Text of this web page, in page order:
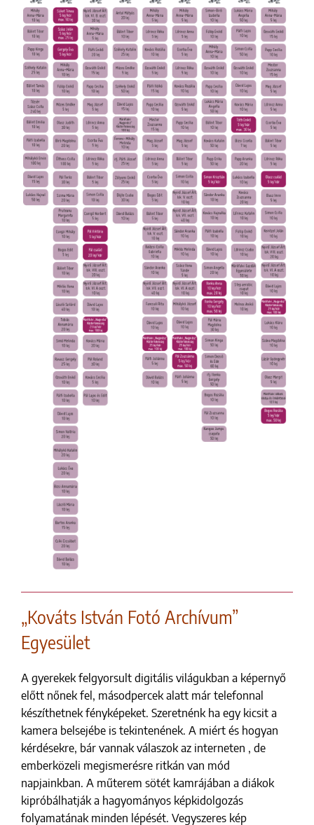
„Kováts István Fotó Archívum”
Egyesület
A gyerekek felgyorsult digitális világukban a képernyő
előtt nőnek fel, másodpercek alatt már telefonnal
készíthetnek fényképeket. Szeretnénk ha egy kicsit a
kamera belsejébe is tekintenének. A miért és hogyan
kérdésekre, bár vannak válaszok az interneten , de
emberközeli megismerésre ritkán van mód
napjainkban. A műterem sötét kamrájában a diákok
kipróbálhatják a hagyományos képkidolgozás
folyamatának minden lépését. Vegyszeres kép